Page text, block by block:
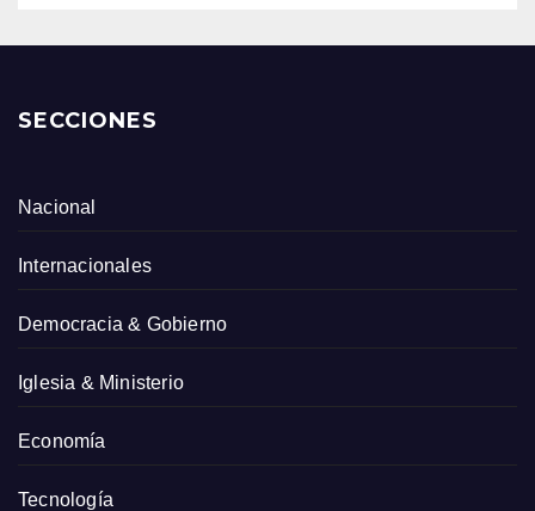
SECCIONES
Nacional
Internacionales
Democracia & Gobierno
Iglesia & Ministerio
Economía
Tecnología